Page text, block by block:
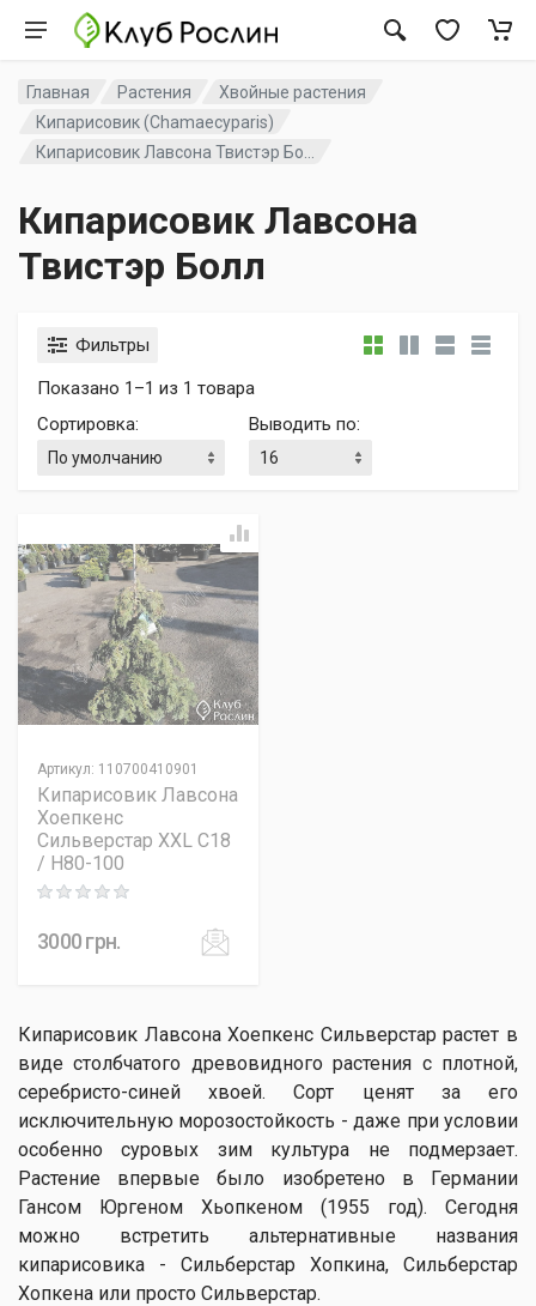
Главная Растения
Хвойные растения
Кипарисовик (Chamaecyparis)
Кипарисовик Лавсона Твистэр Бо...
Кипарисовик Лавсона
Твистэр Болл
Фильтры
Показано 1–1 из 1 товара
Сортировка: Выводить по:
Артикул: 110700410901
Кипарисовик Лавсона
Хоепкенс
Сильверстар XXL C18
/ H80-100
Rating: 0 out of 5
3000грн.
Кипарисовик Лавсона Хоепкенс Сильверстар растет в
виде столбчатого ​​древовидного растения с плотной,
серебристо-синей хвоей. Сорт ценят за его
исключительную морозостойкость - даже при условии
особенно суровых зим культура не подмерзает.
Растение впервые было изобретено в Германии
Гансом Юргеном Хьопкеном (1955 год). Сегодня
можно встретить альтернативные названия
кипарисовика - Сильберстар Хопкина, Сильберстар
Хопкена или просто Сильверстар.